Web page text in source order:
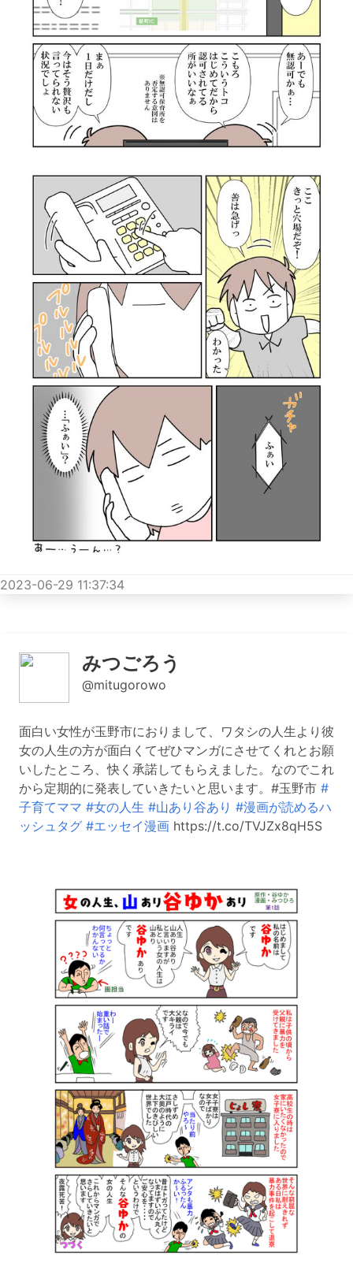
2023-06-29 11:37:34
みつごろう
@mitugorowo
面白い女性が玉野市におりまして、ワタシの人生より彼
女の人生の方が面白くてぜひマンガにさせてくれとお願
いしたところ、快く承諾してもらえました。なのでこれ
から定期的に発表していきたいと思います。#玉野市 #
子育てママ #女の人生 #山あり谷あり #漫画が読めるハ
ッシュタグ #エッセイ漫画 https://t.co/TVJZx8qH5S